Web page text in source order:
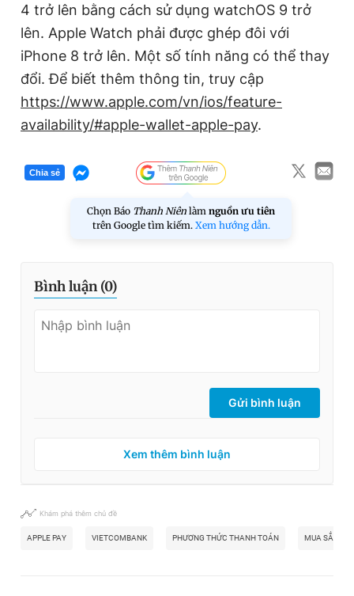
4 trở lên bằng cách sử dụng watchOS 9 trở
lên. Apple Watch phải được ghép đôi với
iPhone 8 trở lên. Một số tính năng có thể thay
đổi. Để biết thêm thông tin, truy cập
https://www.apple.com/vn/ios/feature-
availability/#apple-wallet-apple-pay.
Chia sẻ
Chọn Báo Thanh Niên làm nguồn ưu tiên
trên Google tìm kiếm. Xem hướng dẫn.
Bình luận (0)
Gửi bình luận
Xem thêm bình luận
Khám phá thêm chủ đề
APPLE PAY VIETCOMBANK PHƯƠNG THỨC THANH TOÁN MUA SẮM